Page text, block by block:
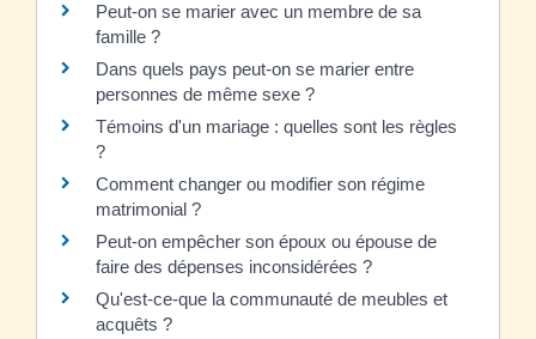
Peut-on se marier avec un membre de sa
famille ?
Dans quels pays peut-on se marier entre
personnes de même sexe ?
Témoins d'un mariage : quelles sont les règles
?
Comment changer ou modifier son régime
matrimonial ?
Peut-on empêcher son époux ou épouse de
faire des dépenses inconsidérées ?
Qu'est-ce-que la communauté de meubles et
acquêts ?